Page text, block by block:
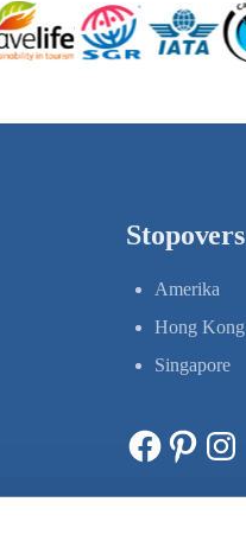
Stopovers
Amerika
Hong Kong
Singapore
Facebook Pinterest Instagram